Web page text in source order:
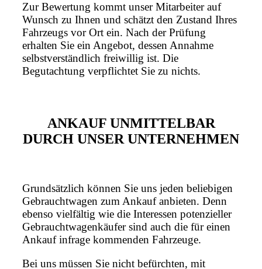
Zur Bewertung kommt unser Mitarbeiter auf
Wunsch zu Ihnen und schätzt den Zustand Ihres
Fahrzeugs vor Ort ein. Nach der Prüfung
erhalten Sie ein Angebot, dessen Annahme
selbstverständlich freiwillig ist. Die
Begutachtung verpflichtet Sie zu nichts.
ANKAUF UNMITTELBAR
DURCH UNSER UNTERNEHMEN
Grundsätzlich können Sie uns jeden beliebigen
Gebrauchtwagen zum Ankauf anbieten. Denn
ebenso vielfältig wie die Interessen potenzieller
Gebrauchtwagenkäufer sind auch die für einen
Ankauf infrage kommenden Fahrzeuge.
Bei uns müssen Sie nicht befürchten, mit